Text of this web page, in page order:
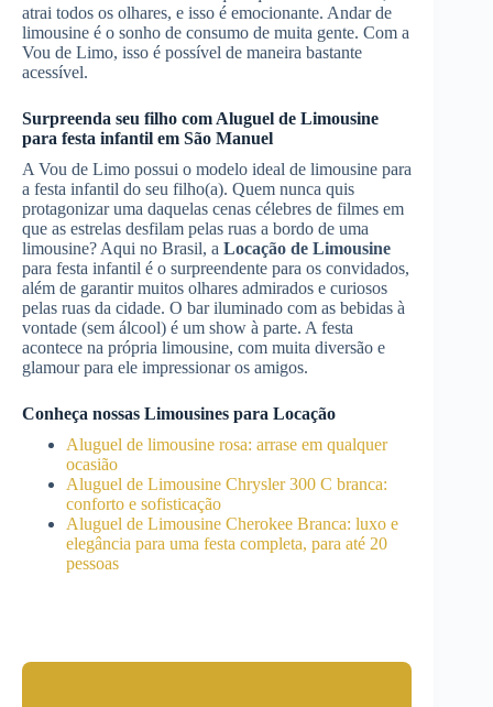
atrai todos os olhares, e isso é emocionante. Andar de
limousine é o sonho de consumo de muita gente. Com a
Vou de Limo, isso é possível de maneira bastante
acessível.
Surpreenda seu filho com Aluguel de Limousine
para festa infantil em São Manuel
A Vou de Limo possui o modelo ideal de limousine para
a festa infantil do seu filho(a). Quem nunca quis
protagonizar uma daquelas cenas célebres de filmes em
que as estrelas desfilam pelas ruas a bordo de uma
limousine? Aqui no Brasil, a Locação de Limousine
para festa infantil é o surpreendente para os convidados,
além de garantir muitos olhares admirados e curiosos
pelas ruas da cidade. O bar iluminado com as bebidas à
vontade (sem álcool) é um show à parte. A festa
acontece na própria limousine, com muita diversão e
glamour para ele impressionar os amigos.
Conheça nossas Limousines para Locação
Aluguel de limousine rosa: arrase em qualquer
ocasião
Aluguel de Limousine Chrysler 300 C branca:
conforto e sofisticação
Aluguel de Limousine Cherokee Branca: luxo e
elegância para uma festa completa, para até 20
pessoas